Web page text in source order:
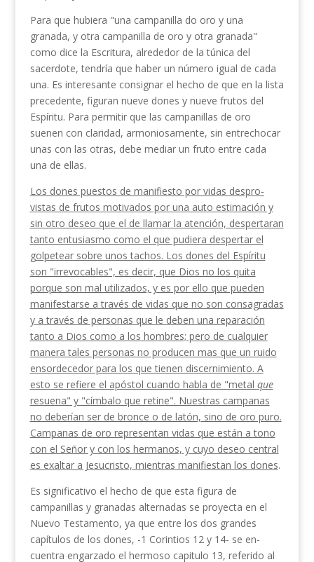
Para que hubiera "una campanilla do oro y una
granada, y otra campanilla de oro y otra granada"
como dice la Escritura, alrededor de la túnica del
sacerdote, tendría que haber un número igual de cada
una. Es interesante consignar el hecho de que en la lista
precedente, figuran nueve dones y nueve frutos del
Espíritu. Para permitir que las campanillas de oro
suenen con claridad, armoniosamente, sin entre­chocar
unas con las otras, debe mediar un fruto entre cada
una de ellas.
Los dones puestos de manifiesto por vidas despro­
vistas de frutos motivados por una auto estimación y
sin otro deseo que el de llamar la atención, desper­taran
tanto entusiasmo como el que pudiera desper­tar el
golpetear sobre unos tachos. Los dones del Espíritu
son "irrevocables", es decir, que Dios no los quita
porque son mal utilizados, y es por ello que pueden
manifestarse a través de vidas que no son consagradas
y a través de personas que le deben una reparación
tanto a Dios como a los hombres; pero de cualquier
manera tales personas no producen mas que un ruido
ensordecedor para los que tienen discernimiento. A
esto se refiere el apóstol cuando habla de "metal que
resuena" y "címbalo que retine". Nuestras campanas
no deberían ser de bronce o de latón, sino de oro puro.
Campanas de oro represen­tan vidas que están a tono
con el Señor y con los hermanos, y cuyo deseo central
es exaltar a Jesucris­to, mientras manifiestan los dones.
Es significativo el hecho de que esta figura de
campanillas y granadas alternadas se proyecta en el
Nuevo Testamento, ya que entre los dos grandes
capítulos de los dones, -1 Corintios 12 y 14- se en­
cuentra engarzado el hermoso capitulo 13, referido al